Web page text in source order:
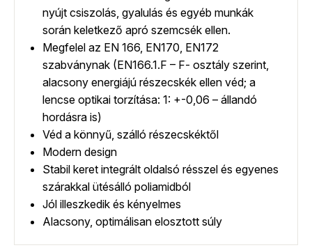
nyújt csiszolás, gyalulás és egyéb munkák
során keletkező apró szemcsék ellen.
Megfelel az EN 166, EN170, EN172
szabványnak (EN166.1.F – F- osztály szerint,
alacsony energiájú részecskék ellen véd; a
lencse optikai torzítása: 1: +-0,06 – állandó
hordásra is)
Véd a könnyű, szálló részecskéktől
Modern design
Stabil keret integrált oldalsó résszel és egyenes
szárakkal ütésálló poliamidból
Jól illeszkedik és kényelmes
Alacsony, optimálisan elosztott súly